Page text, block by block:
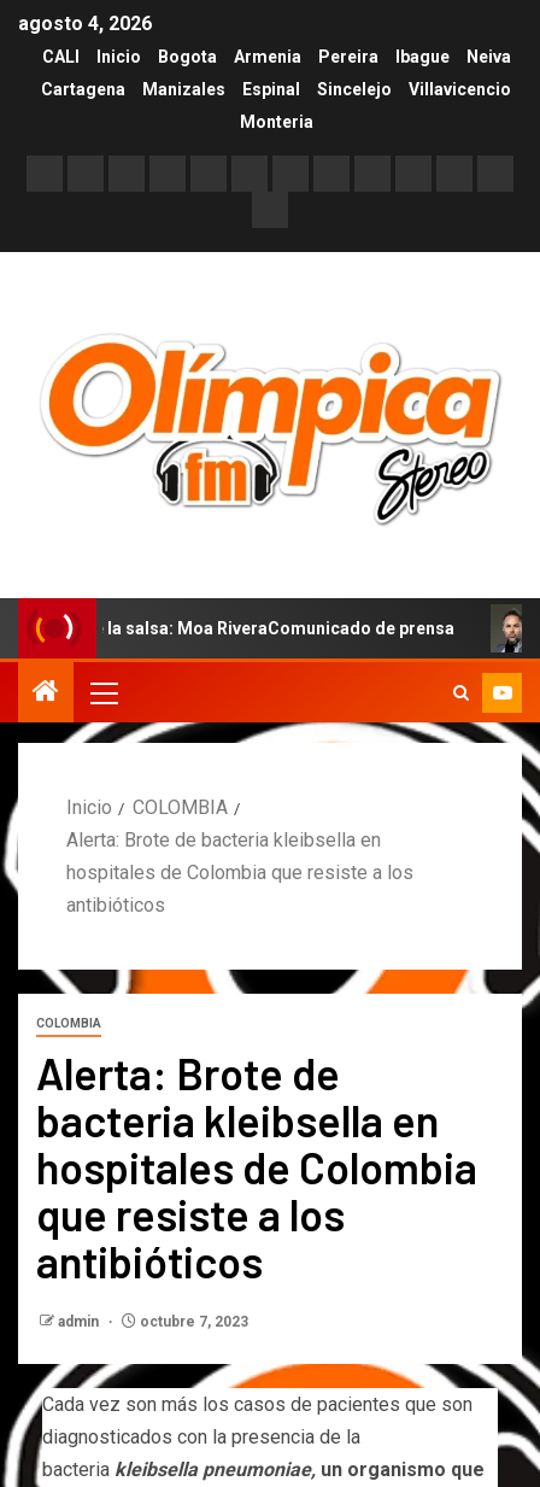
agosto 4, 2026
CALI Inicio Bogota Armenia Pereira Ibague
Neiva
Cartagena
Manizales Espinal Sincelejo
Villavicencio
Monteria
la salsa: Moa RiveraComunicado de prensa
Inicio
COLOMBIA
Alerta: Brote de bacteria kleibsella en
hospitales de Colombia que resiste a los
antibióticos
COLOMBIA
Alerta: Brote de
bacteria kleibsella en
hospitales de Colombia
que resiste a los
antibióticos
admin octubre 7, 2023
Cada vez son más los casos de pacientes que son
diagnosticados con la presencia de la
bacteria kleibsella pneumoniae, un organismo que